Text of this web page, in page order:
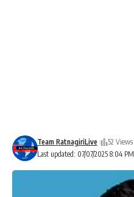
Last updated: 07/07/2025 8:04 PM
Team RatnagiriLive 52 Views